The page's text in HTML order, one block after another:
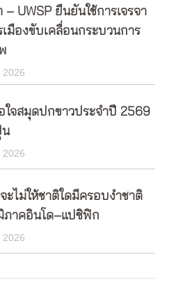
– UWSP ยืนยันใช้การเจรจา
เมืองขับเคลื่อนกระบวนการ
2026
ใจสมุดปกขาวประจำปี 2569
2026
ะไม่ให้ชาติใดมีครอบงำชาติ
ภาคอินโด–แปซิฟิก
2026